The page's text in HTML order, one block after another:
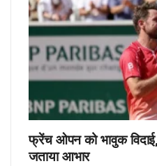
फ्रेंच ओपन को भावुक विदाई,
जताया आभार